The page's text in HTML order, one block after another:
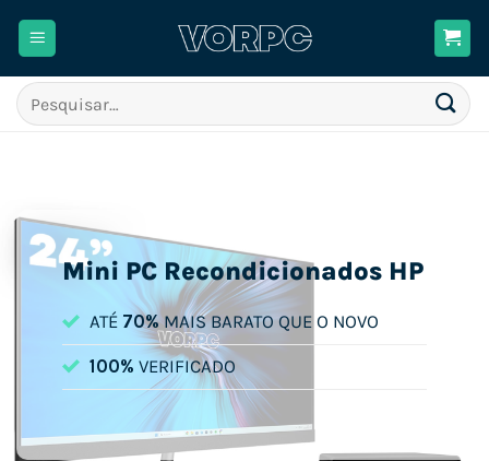
Pesquisar
por:
Mini PC Recondicionados HP
ATÉ 70%MAIS BARATO QUE O NOVO
100% VERIFICADO